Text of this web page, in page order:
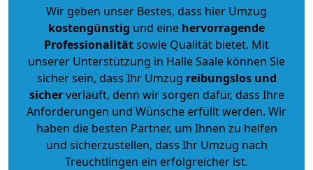
Wir geben unser Bestes, dass hier Umzug
kostengünstig und eine hervorragende
Professionalitätsowie Qualität bietet. Mit
unserer Unterstützung in Halle Saale können Sie
sicher sein, dass Ihr Umzug reibungslos und
sicherverläuft, denn wir sorgen dafür, dass Ihre
Anforderungen und Wünsche erfüllt werden. Wir
haben die besten Partner, um Ihnen zu helfen
und sicherzustellen, dass Ihr Umzug nach
Treuchtlingen ein erfolgreicher ist.